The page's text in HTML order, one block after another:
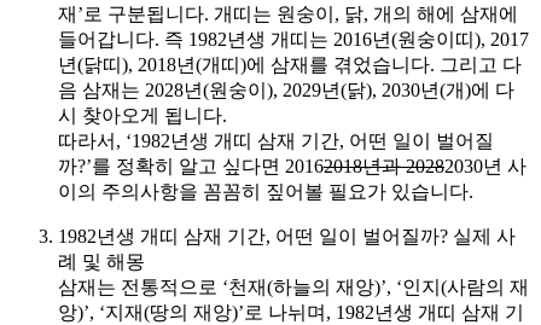
재’로 구분됩니다. 개띠는 원숭이, 닭, 개의 해에 삼재에
들어갑니다. 즉 1982년생 개띠는 2016년(원숭이띠), 2017
년(닭띠), 2018년(개띠)에 삼재를 겪었습니다. 그리고 다
음 삼재는 2028년(원숭이), 2029년(닭), 2030년(개)에 다
시 찾아오게 됩니다.
따라서, ‘1982년생 개띠 삼재 기간, 어떤 일이 벌어질
까?’를 정확히 알고 싶다면 20162018년과 20282030년 사
이의 주의사항을 꼼꼼히 짚어볼 필요가 있습니다.
1982년생 개띠 삼재 기간, 어떤 일이 벌어질까? 실제 사
례 및 해몽
삼재는 전통적으로 ‘천재(하늘의 재앙)’, ‘인지(사람의 재
앙)’, ‘지재(땅의 재앙)’로 나뉘며, 1982년생 개띠 삼재 기